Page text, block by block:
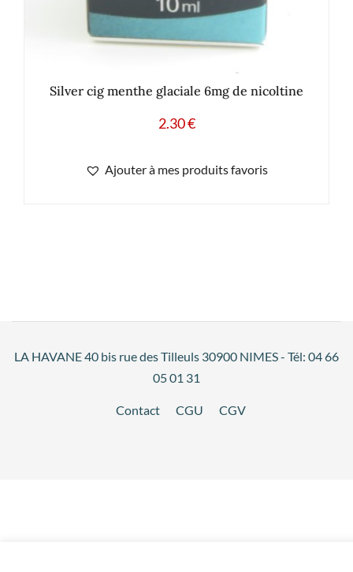
Silver cig menthe glaciale 6mg de nicoltine
2.30€
Ajouter à mes produits favoris
LA HAVANE 40 bis rue des Tilleuls 30900 NIMES - Tél: 04 66
05 01 31
Contact CGU CGV